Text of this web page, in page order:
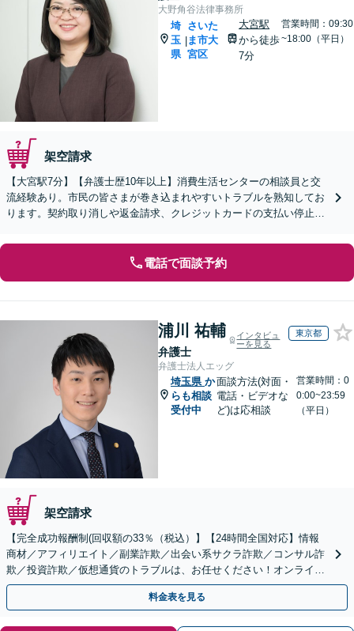
大野角谷法律事務所
埼
玉
県
|
さいた
ま市大
宮区
大宮駅
から徒歩
7分
営業時間：09:30
~18:00（平日）
架空請求
【大宮駅7分】【弁護士歴10年以上】消費生活センターの相談員と交
流経験あり。市民の皆さまが巻き込まれやすいトラブルを熟知してお
ります。契約取り消しや返金請求、クレジットカードの支払い停止な
電話で面談予約
浦川 祐輔
弁護士
インタビュ
ーを見る
東京都
弁護士法人エッグ
埼玉県 か
らも相談
受付中
面談方法(対面・
電話・ビデオな
ど)は応相談
営業時間：0
0:00~23:59
（平日）
架空請求
【完全成功報酬制(回収額の33％（税込）】【24時間全国対応】情報
商材／アフィリエイト／副業詐欺／出会い系サクラ詐欺／コンサル詐
欺／投資詐欺／仮想通貨のトラブルは、お任せください！オンライン
のみで解決も可能！
料金表を見る